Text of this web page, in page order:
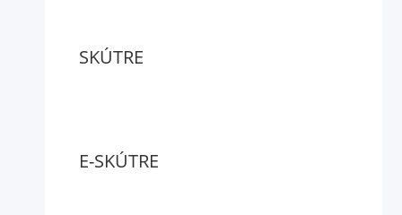
SKÚTRE
E-SKÚTRE